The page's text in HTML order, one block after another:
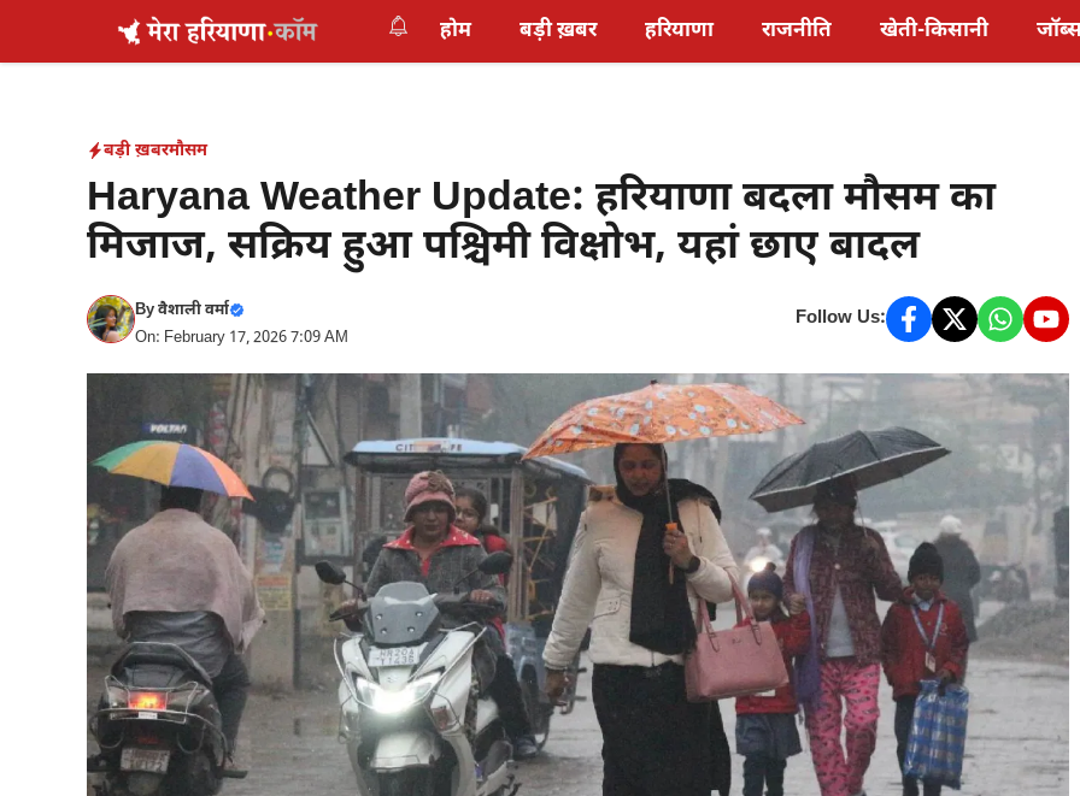
होम बड़ी ख़बर हरियाणा राजनीति खेती-किसानी
बड़ी ख़बरमौसम
Haryana Weather Update: हरियाणा बदला मौसम का
मिजाज, सक्रिय हुआ पश्चिमी विक्षोभ, यहां छाए बादल
Byवैशाली वर्मा
On: February 17, 2026 7:09 AM
Follow Us: